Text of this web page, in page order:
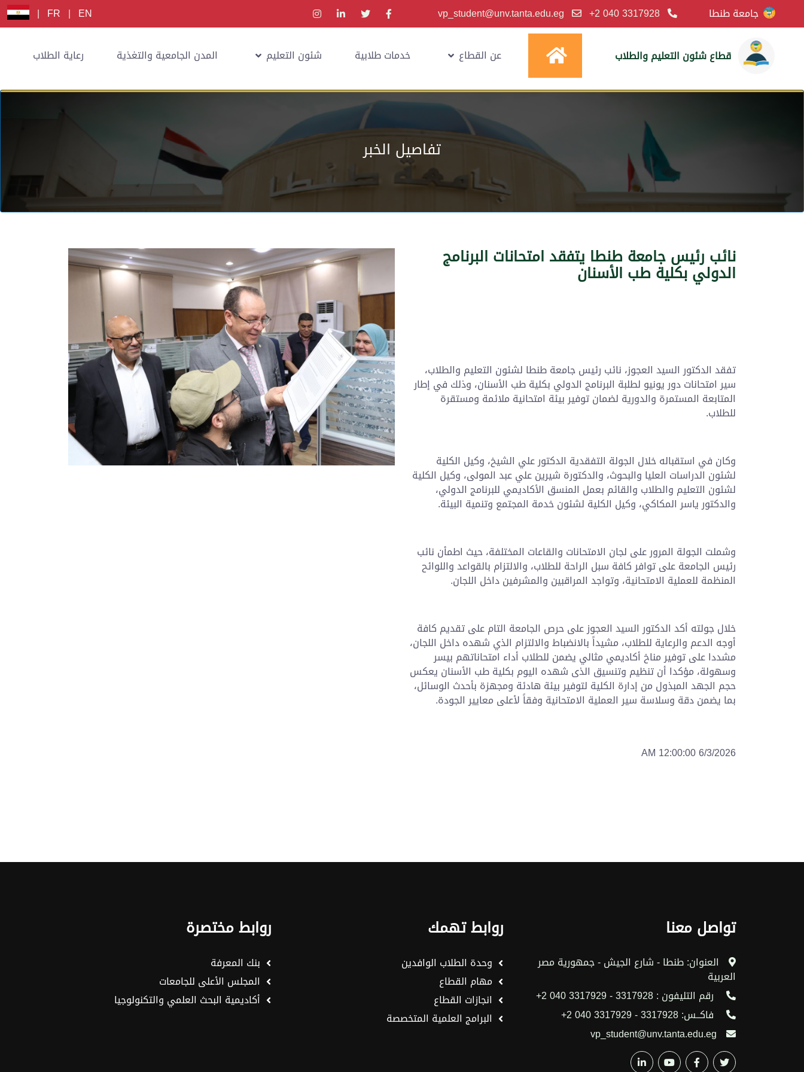
جامعة طنطا 3317928 040 2+
vp_student@unv.tanta.edu.eg
EN
|
FR
|
قطاع شئون التعليم والطلاب عن القطاع خدمات طلابية شئون التعليم المدن الجامعية والتغذية رعاية الطلاب
تفاصيل الخبر
نائب رئيس جامعة طنطا يتفقد امتحانات البرنامج
الدولي بكلية طب الأسنان
تفقد الدكتور السيد العجوز، نائب رئيس جامعة طنطا لشئون التعليم والطلاب،
سير امتحانات دور يونيو لطلبة البرنامج الدولي بكلية طب الأسنان، وذلك في إطار
المتابعة المستمرة والدورية لضمان توفير بيئة امتحانية ملائمة ومستقرة
للطلاب.
وكان في استقباله خلال الجولة التفقدية الدكتور علي الشيخ، وكيل الكلية
لشئون الدراسات العليا والبحوث، والدكتورة شيرين علي عبد المولى، وكيل الكلية
لشئون التعليم والطلاب والقائم بعمل المنسق الأكاديمي للبرنامج الدولي،
والدكتور ياسر المكاكي، وكيل الكلية لشئون خدمة المجتمع وتنمية البيئة.
وشملت الجولة المرور على لجان الامتحانات والقاعات المختلفة، حيث اطمأن نائب
رئيس الجامعة على توافر كافة سبل الراحة للطلاب، والالتزام بالقواعد واللوائح
المنظمة للعملية الامتحانية، وتواجد المراقبين والمشرفين داخل اللجان.
خلال جولته أكد الدكتور السيد العجوز على حرص الجامعة التام على تقديم كافة
أوجه الدعم والرعاية للطلاب، مشيداً بالانضباط والالتزام الذي شهده داخل اللجان،
مشددا على توفير مناخ أكاديمي مثالي يضمن للطلاب أداء امتحاناتهم بيسر
وسهولة، مؤكدا أن تنظيم وتنسيق الذى شهده اليوم بكلية طب الأسنان يعكس
حجم الجهد المبذول من إدارة الكلية لتوفير بيئة هادئة ومجهزة بأحدث الوسائل،
بما يضمن دقة وسلاسة سير العملية الامتحانية وفقاً لأعلى معايير الجودة.
6/3/2026 12:00:00 AM
تواصل معنا
العنوان: طنطا - شارع الجيش - جمهورية مصر
العربية
رقم التليفون : 3317928 - 3317929 040 2+
فاكــس: 3317928 - 3317929 040 2+
vp_student@unv.tanta.edu.eg
روابط تهمك
وحدة الطلاب الوافدين
مهام القطاع
انجازات القطاع
البرامج العلمية المتخصصة
روابط مختصرة
بنك المعرفة
المجلس الأعلى للجامعات
أكاديمية البحث العلمي والتكنولوجيا